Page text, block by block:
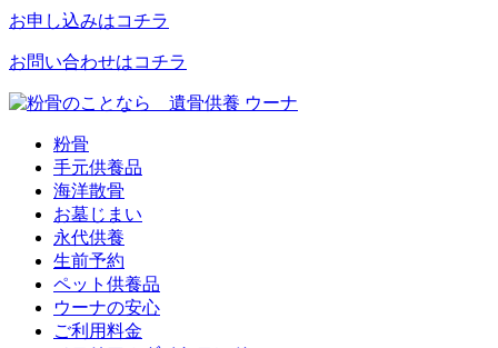
お申し込みはコチラ
お問い合わせはコチラ
粉骨
手元供養品
海洋散骨
お墓じまい
永代供養
生前予約
ペット供養品
ウーナの安心
ご利用料金